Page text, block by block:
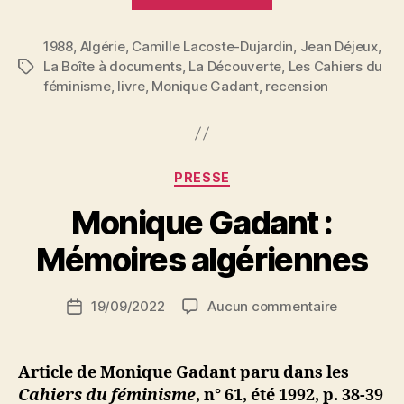
Algériennes.
De
l’imaginaire
Étiquettes
1988, Algérie, Camille Lacoste-Dujardin, Jean Déjeux,
La Boîte à documents, La Découverte, Les Cahiers du
féminisme, livre, Monique Gadant, recension
Catégories
PRESSE
Monique Gadant :
Mémoires algériennes
de
a
S
N
ji
b
Date19/09/2022 Aucun commentairesur
Article de Monique Gadant paru dans les
Cahiers du féminisme, n° 61, été 1992, p. 38-39